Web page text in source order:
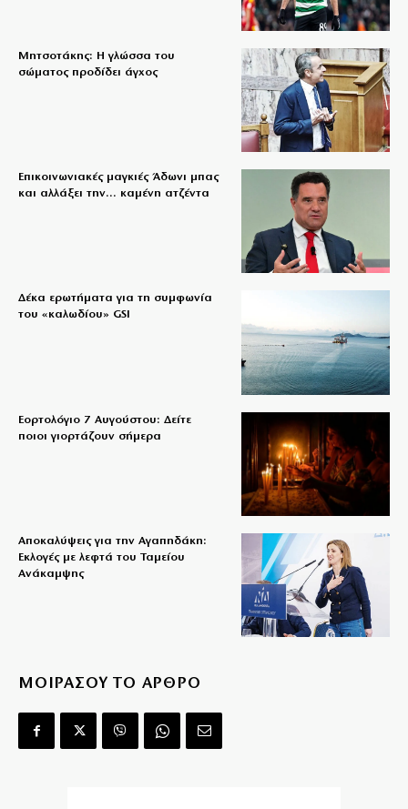
Μητσοτάκης: Η γλώσσα του
σώματος προδίδει άγχος
Επικοινωνιακές μαγκιές Άδωνι μπας
και αλλάξει την… καμένη ατζέντα
Δέκα ερωτήματα για τη συμφωνία
του «καλωδίου» GSI
Εορτολόγιο 7 Αυγούστου: Δείτε
ποιοι γιορτάζουν σήμερα
Αποκαλύψεις για την Αγαπηδάκη:
Εκλογές με λεφτά του Ταμείου
Ανάκαμψης
ΜΟΙΡΑΣΟΥ ΤΟ ΑΡΘΡΟ